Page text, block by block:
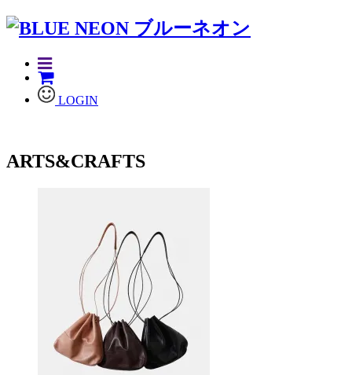
LOGIN
ARTS&CRAFTS